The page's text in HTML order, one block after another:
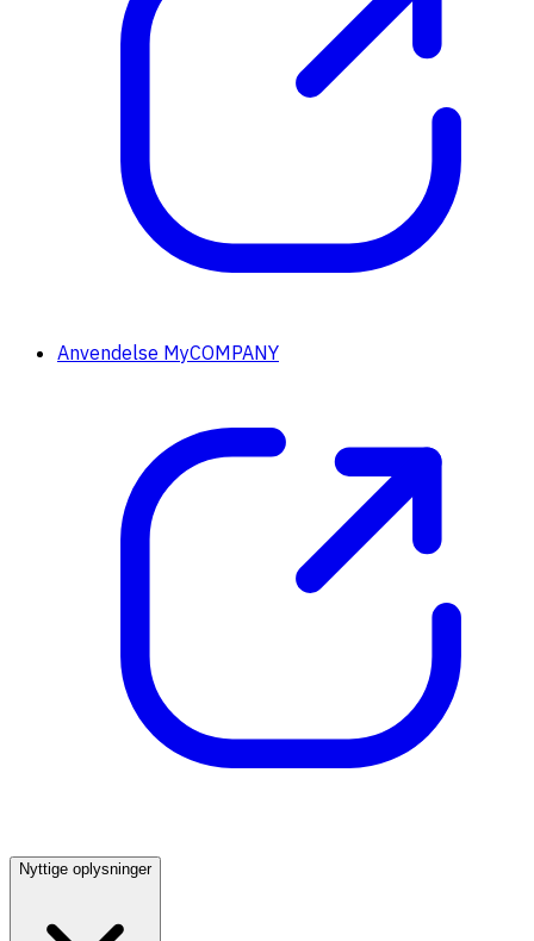
Anvendelse MyCOMPANY
Nyttige oplysninger